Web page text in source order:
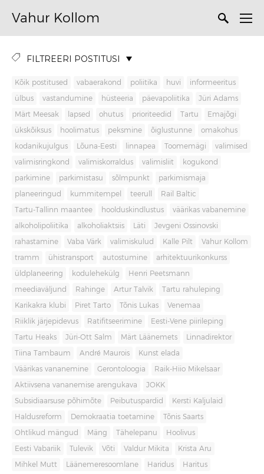
Vahur Kollom
FILTREERI POSTITUSI
Kõik postitused vabaerakond poliitika huvi informeeritus
ülbus vastandumine hüsteeria päevapoliitika Jüri Adams
Märt Meesak lapsed ohutus prioriteedid Tartu Emajõgi
ükskõiksus hoolimatus peksmine õiglustunne omakohus
kodanikujulgus Lõuna-Eesti linnapea Toomemägi valimised
valimisringkond valimiskorraldus valimisliit kogukond
parkimine parkimistasu sõlmpunkt parkimismaja
planeeringud kummitempel teerull Rail Baltic
Tartu-Tallinn maantee hoolduskindlustus väärikas vabanemine
alkoholipoliitika alkoholiaktsiis Läti Jevgeni Ossinovski
rahastamine Vaba Värk valimiskulud Kalle Pilt Vahur Kollom
tramm ühistransport autostumine arhitektuurikonkurss
üldplaneering kodulehekülg Henri Peetsmann
meediaväljund Rahinge Artur Talvik Tartu rahuleping
Karikakra klubi Piret Tarto Tõnis Lukas Venemaa
Riiklik järjepidevus Ratifitseerimine Eesti-Vene piirileping
Tartu Heaks Jüri-Ott Salm Märt Läänemets Linnadirektor
Tiina Tambaum André Maurois Kunst elada
Väärikas vananemine Gerontoloogia Raik-Hiio Mikelsaar
Aktiivsena vananemise arengukava JOKK
Subsidiaarsuse põhimõte Peibutuspardid Kersti Kaljulaid
Haldusreform Demokraatia toetamine Tõnis Saarts
Ohtlikud mängud Mäng Tähelepanu Hoolivus
Eesti Vabariik Tulevik Võti Valdur Mikita Krista Aru
Mihkel Mutt Läänemeresoomlane Haridus Haritus